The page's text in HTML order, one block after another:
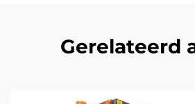
Gerelateerd